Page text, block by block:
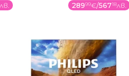
лв. 28999€/56718лв.